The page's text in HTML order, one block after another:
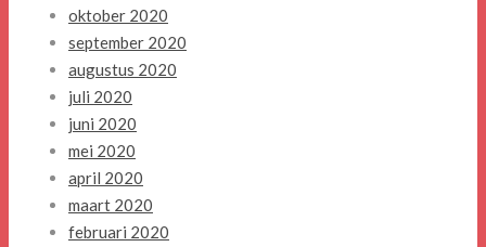
oktober 2020
september 2020
augustus 2020
juli 2020
juni 2020
mei 2020
april 2020
maart 2020
februari 2020